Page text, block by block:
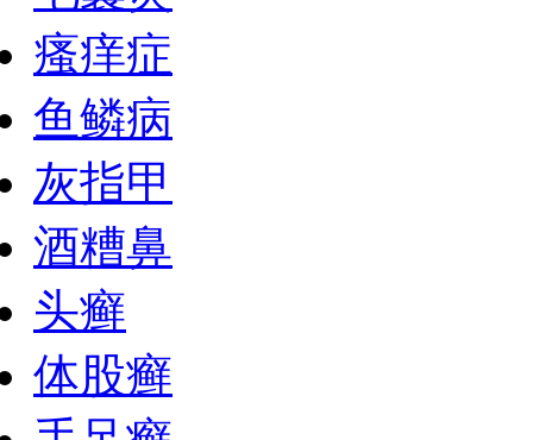
瘙痒症
鱼鳞病
灰指甲
酒糟鼻
头癣
体股癣